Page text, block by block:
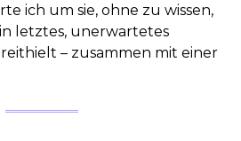
ich um sie, ohne zu wissen,
letztes, unerwartetes
– zusammen mit einer